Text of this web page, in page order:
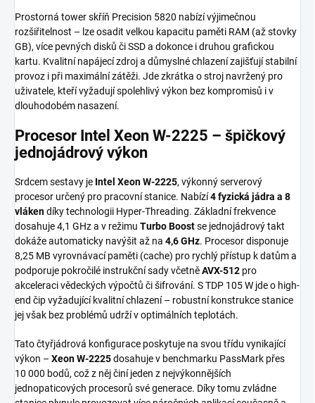
Prostorná tower skříň Precision 5820 nabízí výjimečnou
rozšiřitelnost – lze osadit velkou kapacitu paměti RAM (až stovky
GB), více pevných disků či SSD a dokonce i druhou grafickou
kartu. Kvalitní napájecí zdroj a důmyslné chlazení zajišťují stabilní
provoz i při maximální zátěži. Jde zkrátka o stroj navržený pro
uživatele, kteří vyžadují spolehlivý výkon bez kompromisů i v
dlouhodobém nasazení.
Procesor Intel Xeon W-2225 – špičkový
jednojádrový výkon
Srdcem sestavy je Intel Xeon W-2225, výkonný serverový
procesor určený pro pracovní stanice. Nabízí4 fyzická jádra a 8
vlákendíky technologii Hyper-Threading. Základní frekvence
dosahuje 4,1 GHz a v režimu Turbo Boostse jednojádrový takt
dokáže automaticky navýšit až na 4,6 GHz. Procesor disponuje
8,25 MB vyrovnávací paměti (cache) pro rychlý přístup k datům a
podporuje pokročilé instrukční sady včetněAVX-512 pro
akceleraci vědeckých výpočtů či šifrování. S TDP 105 W jde o high-
end čip vyžadující kvalitní chlazení – robustní konstrukce stanice
jej však bez problémů udrží v optimálních teplotách.
Tato čtyřjádrová konfigurace poskytuje na svou třídu vynikající
výkon – Xeon W-2225dosahuje v benchmarku PassMark přes
10 000 bodů, což z něj činí jeden z nejvýkonnějších
jednopaticových procesorů své generace. Díky tomu zvládne